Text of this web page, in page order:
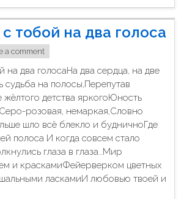
ш
е
и
в
ы
ш
е
"
ы
о
б
р
а
щ
а
л
и
в
н
и
м
а
тобой на два голоса
a comment
два голосаНа два сердца, на две
судьба на полосы,Перепутав
детства яркогоЮность
розовая, немаркая,Словно
шло всё блекло и будничноГде
полоса И когда совсем стало
глаза в глаза…Мир
и краскамиФейерверком цветных
ласкамиИ любовью твоей и